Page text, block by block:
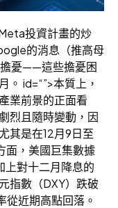
投資計畫的炒
的消息（推高母
憂——這些擔憂困
id=“”>本質上，
業前景的正面看
烈且隨時變動，因
其是在12月9日至
面，美國巨集數據
上對十二月降息的
指數（DXY）跌破
近期高點回落。